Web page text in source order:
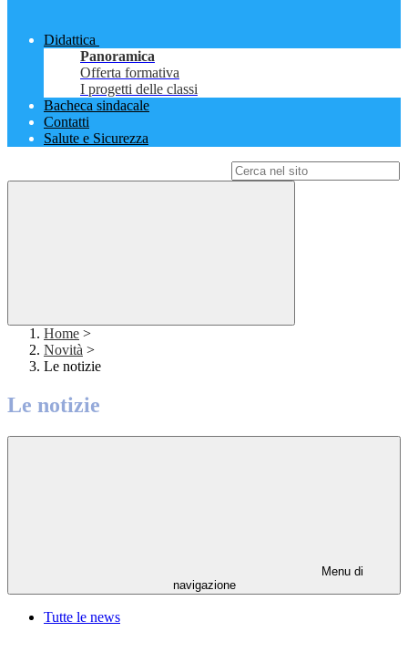
Didattica
Panoramica
Offerta formativa
I progetti delle classi
Bacheca sindacale
Contatti
Salute e Sicurezza
Home >
Novità >
Le notizie
Le notizie
Menu di
navigazione
Tutte le news